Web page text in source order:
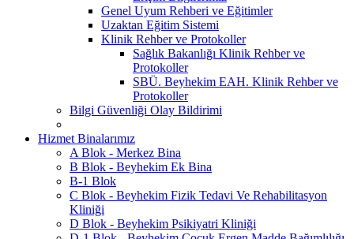
Genel Uyum Rehberi ve Eğitimler
Uzaktan Eğitim Sistemi
Klinik Rehber ve Protokoller
Sağlık Bakanlığı Klinik Rehber ve
Protokoller
SBÜ. Beyhekim EAH. Klinik Rehber ve
Protokoller
Bilgi Güvenliği Olay Bildirimi
Hizmet Binalarımız
A Blok - Merkez Bina
B Blok - Beyhekim Ek Bina
B-1 Blok
C Blok - Beyhekim Fizik Tedavi Ve Rehabilitasyon
Kliniği
D Blok - Beyhekim Psikiyatri Kliniği